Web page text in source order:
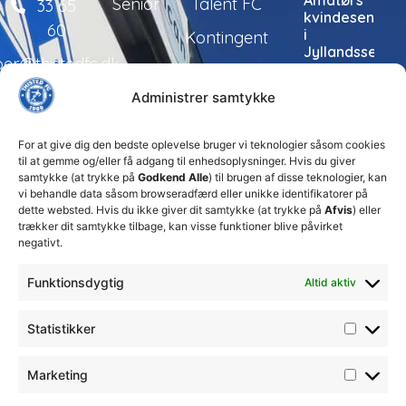
Administrer samtykke
For at give dig den bedste oplevelse bruger vi teknologier såsom cookies
til at gemme og/eller få adgang til enhedsoplysninger. Hvis du giver
samtykke (at trykke på Godkend Alle) til brugen af disse teknologier, kan
vi behandle data såsom browseradfærd eller unikke identifikatorer på
dette websted. Hvis du ikke giver dit samtykke (at trykke på Afvis) eller
trækker dit samtykke tilbage, kan visse funktioner blive påvirket
negativt.
Funktionsdygtig Altid aktiv
Statistikker
Marketing
33 65
60
Senior
Talent FC
Kontingent
kvindesenior
i
Jyllandsserien
24. juli 2026
økonomiske
beslutninger
for at
sikre
klubbens
DBU
Thisted
13. juli 2026